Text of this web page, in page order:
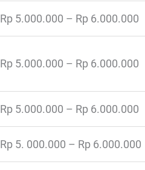
Rp 5.000.000 – Rp 6.000.000
Rp 5.000.000 – Rp 6.000.000
Rp 5.000.000 – Rp 6.000.000
Rp 5. 000.000 – Rp 6.000.000